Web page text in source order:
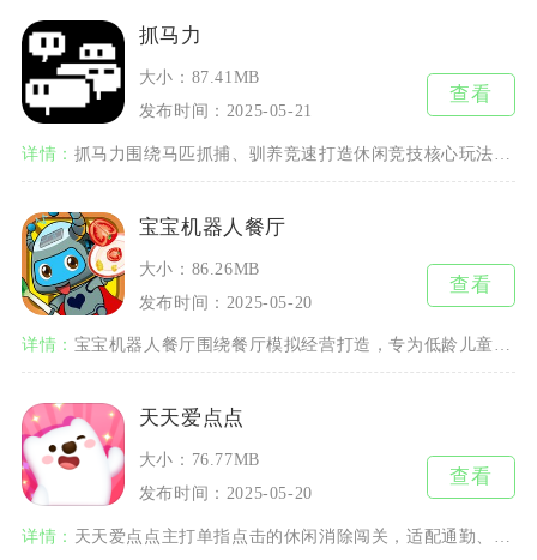
抓马力
大小：87.41MB
发布时间：2025-05-21
查看
详情： 抓马力围绕马匹抓捕、驯养竞速打造休闲竞技核心玩法，以牧场闯关为基础世界观，串联马匹收集、装
宝宝机器人餐厅
大小：86.26MB
发布时间：2025-05-20
查看
详情： 宝宝机器人餐厅围绕餐厅模拟经营打造，专为低龄儿童设计，完整还原餐饮门店的全套流程。玩家跟随
天天爱点点
大小：76.77MB
发布时间：2025-05-20
查看
详情： 天天爱点点主打单指点击的休闲消除闯关，适配通勤、午休、睡前这类碎片化的空闲时段，不用预留很